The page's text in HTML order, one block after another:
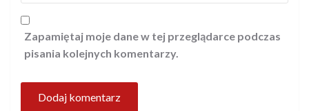
Zapamiętaj moje dane w tej przeglądarce podczas
pisania kolejnych komentarzy.